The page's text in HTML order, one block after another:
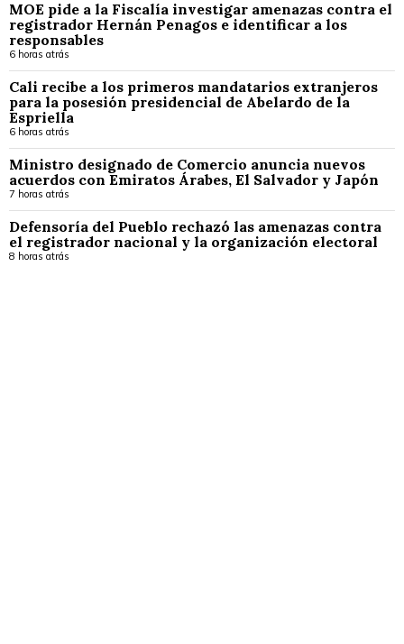
MOE pide a la Fiscalía investigar amenazas contra el
registrador Hernán Penagos e identificar a los
responsables
6 horas atrás
Cali recibe a los primeros mandatarios extranjeros
para la posesión presidencial de Abelardo de la
Espriella
6 horas atrás
Ministro designado de Comercio anuncia nuevos
acuerdos con Emiratos Árabes, El Salvador y Japón
7 horas atrás
Defensoría del Pueblo rechazó las amenazas contra
el registrador nacional y la organización electoral
8 horas atrás